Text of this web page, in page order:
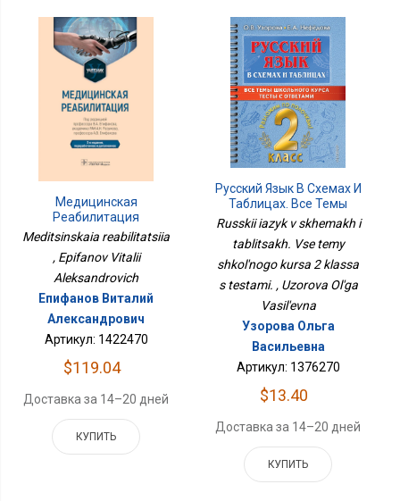
Медицинская
Реабилитация
Meditsinskaia reabilitatsiia
, Epifanov Vitalii
Aleksandrovich
Епифанов Виталий
Александрович
Артикул: 1422470
$119.04
Доставка за 14–20 дней
КУПИТЬ
Русский Язык В Схемах И
Таблицах. Все Темы
Школьного Курса 2
Класса С Тестами.
Russkii iazyk v skhemakh i
tablitsakh. Vse temy
shkol'nogo kursa 2 klassa
s testami. , Uzorova Ol'ga
Vasil'evna
Узорова Ольга
Васильевна
Артикул: 1376270
$13.40
Доставка за 14–20 дней
КУПИТЬ